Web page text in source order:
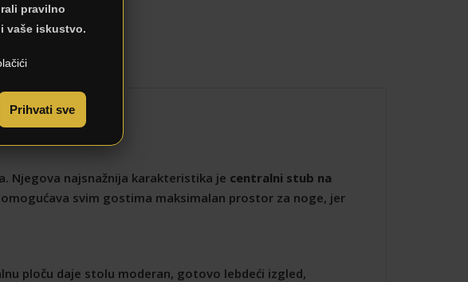
stolovi
Njegova najsnažnija karakteristika je centralni stub na
svim gostima maksimalan prostor za noge, jer
ploču daje stolu moderan, gotovo lebdeći izgled,
pravilno
vaše iskustvo.
Prihvati sve